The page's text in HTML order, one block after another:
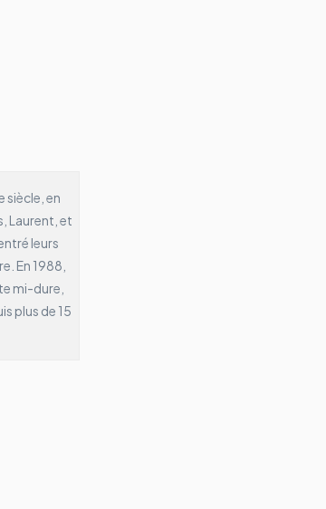
siècle, en
Laurent, et
leurs
En 1988,
mi-dure,
plus de 15